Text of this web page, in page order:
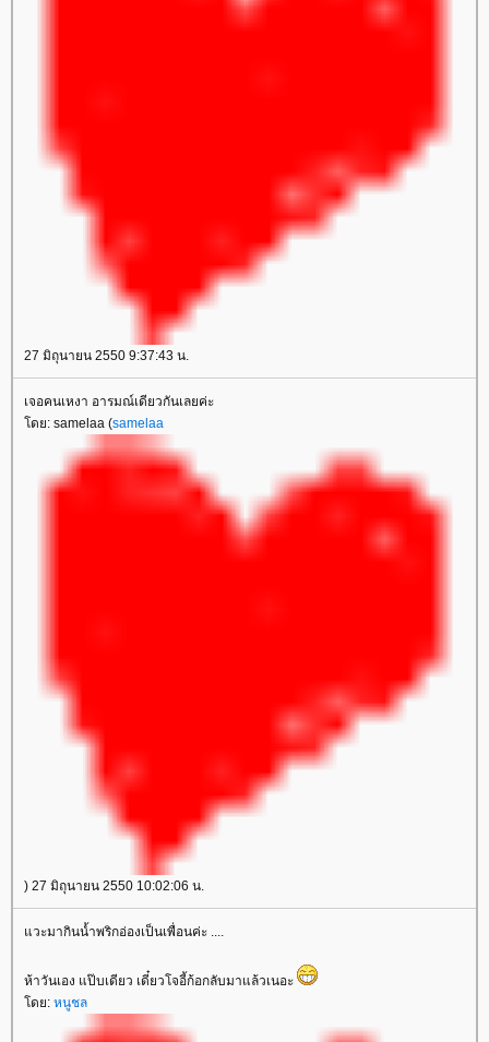
27 มิถุนายน 2550 9:37:43 น.
เจอคนเหงา อารมณ์เดียวกันเลยค่ะ
ดย: samelaa (samelaa
) 27 มิถุนายน 2550 10:02:06 น.
วะมากินน้ำพริกอ่องเป็นเพื่อนค่ะ ....
ห้าวันเอง แป๊บเดียว เดี๋ยวโจอี้ก้อกลับมาแล้วเนอะ
ดย: หนูชล